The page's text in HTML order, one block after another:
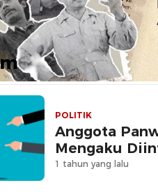
POLITIK
Anggota
Mengaku
1 tahun yang lalu